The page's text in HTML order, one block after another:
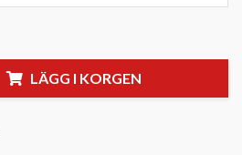
LÄGG I KORGEN